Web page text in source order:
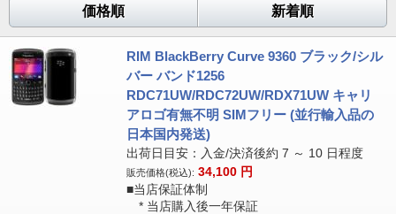
価格順 新着順
RIM BlackBerry Curve 9360 ブラック/シル
バー バンド1256
RDC71UW/RDC72UW/RDX71UW キャリ
アロゴ有無不明 SIMフリー (並行輸入品の
日本国内発送)
出荷日目安：入金/決済後約 7 ～ 10 日程度
販売価格(税込): 34,100 円
■当店保証体制
* 当店購入後一年保証